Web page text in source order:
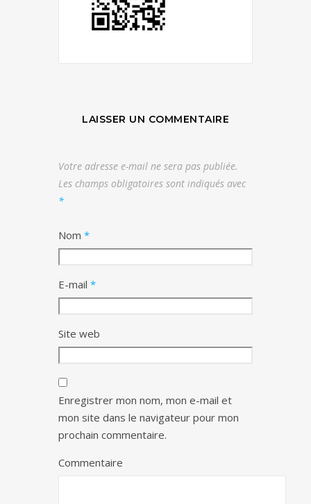
LAISSER UN COMMENTAIRE
Votre adresse e-mail ne sera pas publiée.
Les champs obligatoires sont indiqués avec
*
Nom *
E-mail *
Site web
Enregistrer mon nom, mon e-mail et
mon site dans le navigateur pour mon
prochain commentaire.
Commentaire